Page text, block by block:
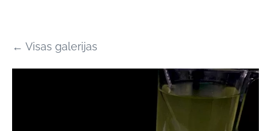
Visas galerijas